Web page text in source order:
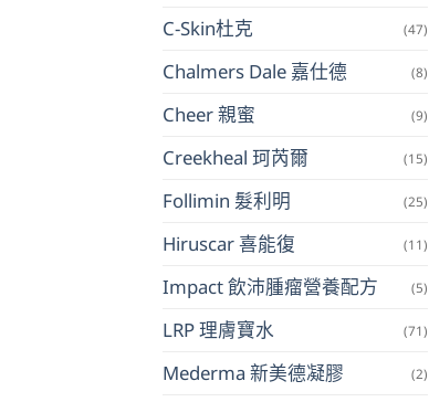
C-Skin杜克 (47)
Chalmers Dale 嘉仕德 (8)
Cheer 親蜜 (9)
Creekheal 珂芮爾 (15)
Follimin 髮利明 (25)
Hiruscar 喜能復 (11)
Impact 飲沛腫瘤營養配方 (5)
LRP 理膚寶水 (71)
Mederma 新美德凝膠 (2)